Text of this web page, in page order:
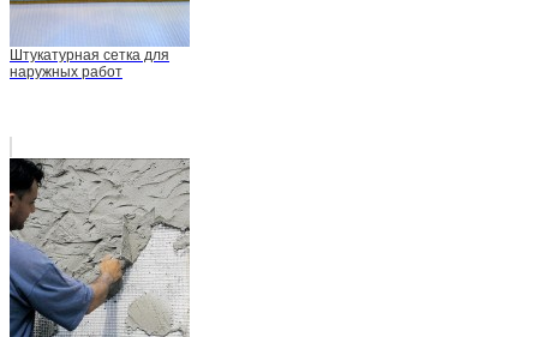
Штукатурная сетка для
наружных работ